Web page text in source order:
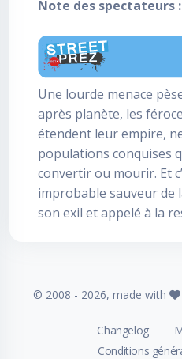
Note des spectateurs :
Une lourde menace
après planète, les
étendent leur empire,
populations conquises
convertir ou mourir. Et
improbable sauveur de
son exil et appelé à la
© 2008 - 2026, made with
Changelog
Conditions